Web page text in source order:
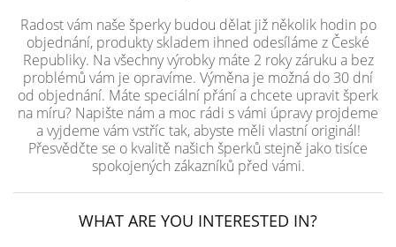
Radost vám naše šperky budou dělat již několik hodin po
objednání, produkty skladem ihned odesíláme z České
Republiky. Na všechny výrobky máte 2 roky záruku a bez
problémů vám je opravíme. Výměna je možná do 30 dní
od objednání. Máte speciální přání a chcete upravit šperk
na míru? Napište nám a moc rádi s vámi úpravy projdeme
a vyjdeme vám vstříc tak, abyste měli vlastní originál!
Přesvědčte se o kvalitě našich šperků stejně jako tisíce
spokojených zákazníků před vámi.
WHAT ARE YOU INTERESTED IN?